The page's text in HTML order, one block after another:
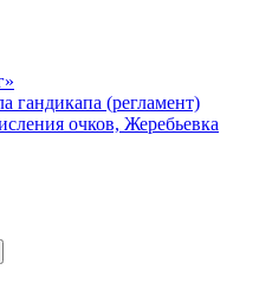
гандикапа (регламент)
очков, Жеребьевка